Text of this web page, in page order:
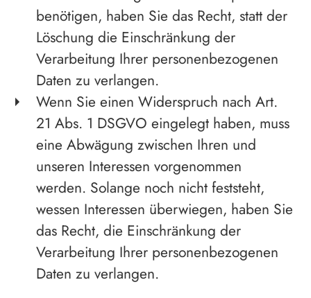
benötigen, haben Sie das Recht, statt der
Löschung die Einschränkung der
Verarbeitung Ihrer personenbezogenen
Daten zu verlangen.
Wenn Sie einen Widerspruch nach Art.
21 Abs. 1 DSGVO eingelegt haben, muss
eine Abwägung zwischen Ihren und
unseren Interessen vorgenommen
werden. Solange noch nicht feststeht,
wessen Interessen überwiegen, haben Sie
das Recht, die Einschränkung der
Verarbeitung Ihrer personenbezogenen
Daten zu verlangen.